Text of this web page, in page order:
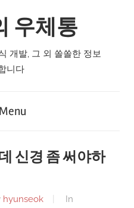
우체통
개발, 그 외 쏠쏠한 정보
니다
Menu
신경 좀 써야하
hyunseok
In